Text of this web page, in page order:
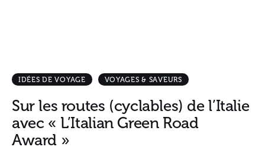
IDÉES DE VOYAGE VOYAGES & SAVEURS
Sur les routes (cyclables) de l’Italie
avec « L’Italian Green Road
Award »